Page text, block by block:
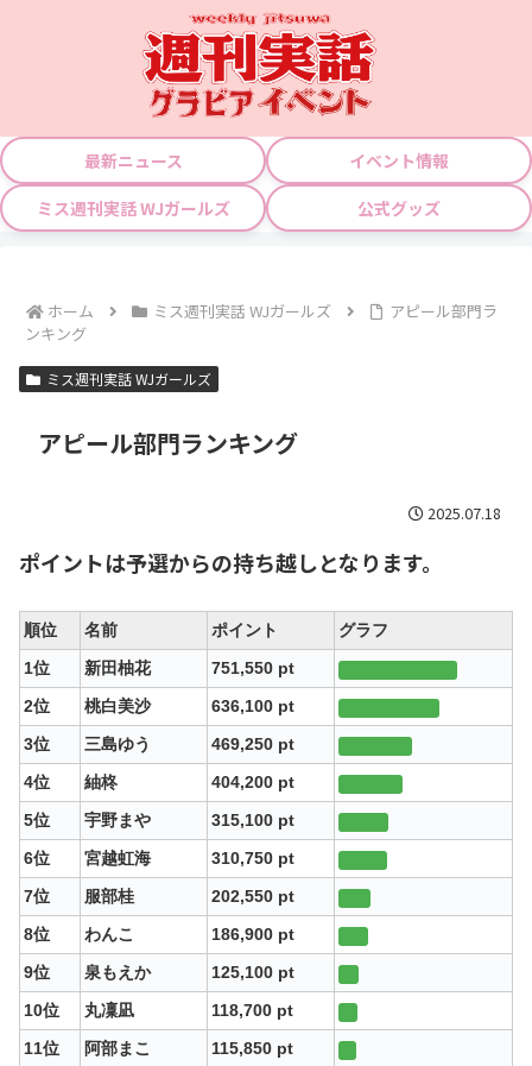
最新ニュース
イベント情報
ミス週刊実話 WJガールズ
公式グッズ
ホーム ミス週刊実話 WJガールズ
アピール部門ラ
ンキング
ミス週刊実話 WJガールズ
アピール部門ランキング
2025.07.18
ポイントは予選からの持ち越しとなります。
順位 名前 ポイント
グラフ
1位
新田柚花
751,550 pt
2位
桃白美沙
636,100 pt
3位
三島ゆう
469,250 pt
4位
紬柊
404,200 pt
5位
宇野まや
315,100 pt
6位
宮越虹海
310,750 pt
7位
服部桂
202,550 pt
8位
わんこ
186,900 pt
9位
泉もえか
125,100 pt
10位
丸凜凪
118,700 pt
11位
阿部まこ
115,850 pt